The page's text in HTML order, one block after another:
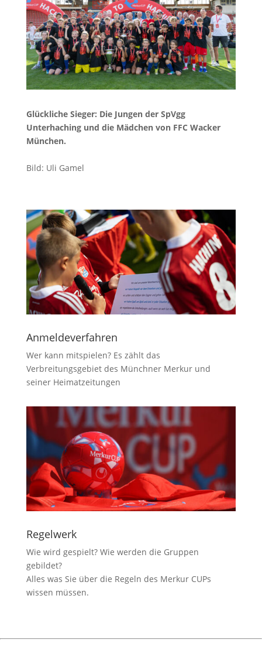
Glückliche Sieger: Die Jungen der SpVgg
Unterhaching und die Mädchen von FFC Wacker
München.
Bild: Uli Gamel
Anmeldeverfahren
Wer kann mitspielen? Es zählt das
Verbreitungsgebiet des Münchner Merkur und
seiner Heimatzeitungen
Regelwerk
Wie wird gespielt? Wie werden die Gruppen
gebildet?
Alles was Sie über die Regeln des Merkur CUPs
wissen müssen.